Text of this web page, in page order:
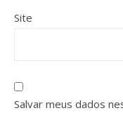
Site
Salvar meus dados